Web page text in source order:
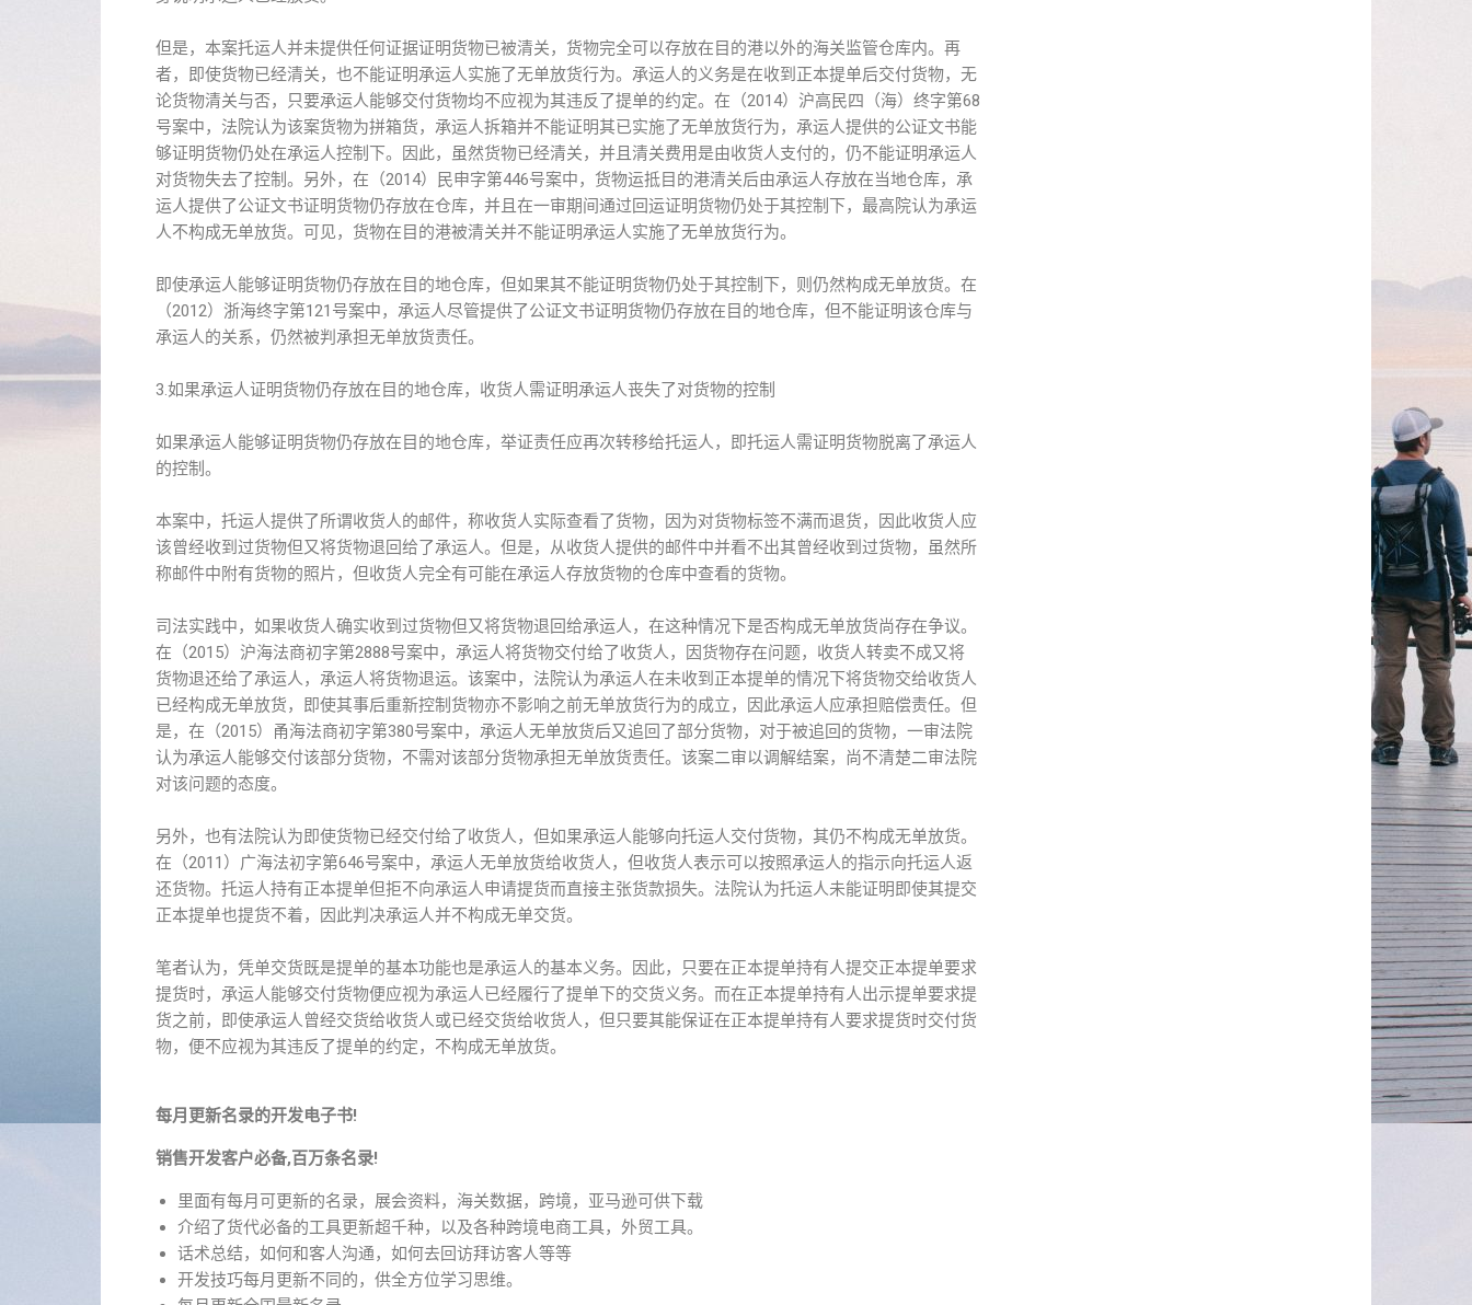
但是，本案托运人并未提供任何证据证明货物已被清关，货物完全可以存放在目的港以外的海关监管仓库内。再
者，即使货物已经清关，也不能证明承运人实施了无单放货行为。承运人的义务是在收到正本提单后交付货物，无
论货物清关与否，只要承运人能够交付货物均不应视为其违反了提单的约定。在（2014）沪高民四（海）终字第68
号案中，法院认为该案货物为拼箱货，承运人拆箱并不能证明其已实施了无单放货行为，承运人提供的公证文书能
够证明货物仍处在承运人控制下。因此，虽然货物已经清关，并且清关费用是由收货人支付的，仍不能证明承运人
对货物失去了控制。另外，在（2014）民申字第446号案中，货物运抵目的港清关后由承运人存放在当地仓库，承
运人提供了公证文书证明货物仍存放在仓库，并且在一审期间通过回运证明货物仍处于其控制下，最高院认为承运
人不构成无单放货。可见，货物在目的港被清关并不能证明承运人实施了无单放货行为。
即使承运人能够证明货物仍存放在目的地仓库，但如果其不能证明货物仍处于其控制下，则仍然构成无单放货。在
（2012）浙海终字第121号案中，承运人尽管提供了公证文书证明货物仍存放在目的地仓库，但不能证明该仓库与
承运人的关系，仍然被判承担无单放货责任。
3.如果承运人证明货物仍存放在目的地仓库，收货人需证明承运人丧失了对货物的控制
如果承运人能够证明货物仍存放在目的地仓库，举证责任应再次转移给托运人，即托运人需证明货物脱离了承运人
的控制。
本案中，托运人提供了所谓收货人的邮件，称收货人实际查看了货物，因为对货物标签不满而退货，因此收货人应
该曾经收到过货物但又将货物退回给了承运人。但是，从收货人提供的邮件中并看不出其曾经收到过货物，虽然所
称邮件中附有货物的照片，但收货人完全有可能在承运人存放货物的仓库中查看的货物。
司法实践中，如果收货人确实收到过货物但又将货物退回给承运人，在这种情况下是否构成无单放货尚存在争议。
在（2015）沪海法商初字第2888号案中，承运人将货物交付给了收货人，因货物存在问题，收货人转卖不成又将
货物退还给了承运人，承运人将货物退运。该案中，法院认为承运人在未收到正本提单的情况下将货物交给收货人
已经构成无单放货，即使其事后重新控制货物亦不影响之前无单放货行为的成立，因此承运人应承担赔偿责任。但
是，在（2015）甬海法商初字第380号案中，承运人无单放货后又追回了部分货物，对于被追回的货物，一审法院
认为承运人能够交付该部分货物，不需对该部分货物承担无单放货责任。该案二审以调解结案，尚不清楚二审法院
对该问题的态度。
另外，也有法院认为即使货物已经交付给了收货人，但如果承运人能够向托运人交付货物，其仍不构成无单放货。
在（2011）广海法初字第646号案中，承运人无单放货给收货人，但收货人表示可以按照承运人的指示向托运人返
还货物。托运人持有正本提单但拒不向承运人申请提货而直接主张货款损失。法院认为托运人未能证明即使其提交
正本提单也提货不着，因此判决承运人并不构成无单交货。
笔者认为，凭单交货既是提单的基本功能也是承运人的基本义务。因此，只要在正本提单持有人提交正本提单要求
提货时，承运人能够交付货物便应视为承运人已经履行了提单下的交货义务。而在正本提单持有人出示提单要求提
货之前，即使承运人曾经交货给收货人或已经交货给收货人，但只要其能保证在正本提单持有人要求提货时交付货
物，便不应视为其违反了提单的约定，不构成无单放货。
每月更新名录的开发电子书!
销售开发客户必备,百万条名录!
里面有每月可更新的名录，展会资料，海关数据，跨境，亚马逊可供下载
介绍了货代必备的工具更新超千种，以及各种跨境电商工具，外贸工具。
话术总结，如何和客人沟通，如何去回访拜访客人等等
开发技巧每月更新不同的，供全方位学习思维。